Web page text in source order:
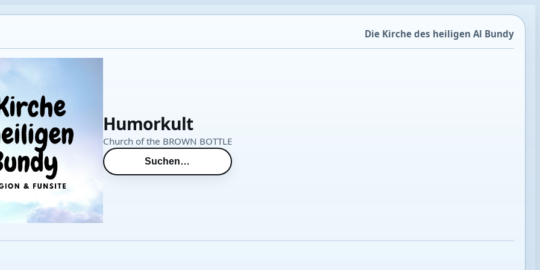
Die Kirche des heiligen Al Bundy
Humorkult
Church of the BROWN BOTTLE
Suchen…